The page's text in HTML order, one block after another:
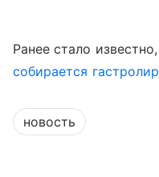
Ранее стало
собирается
новость